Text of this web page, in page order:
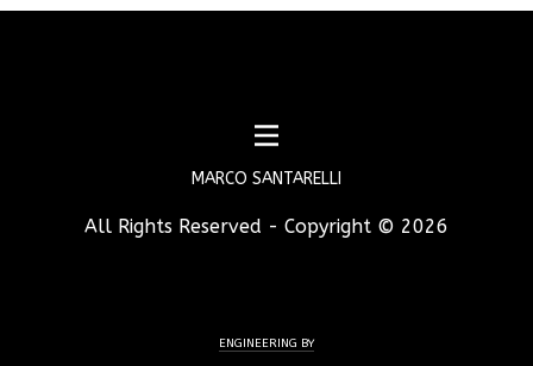
MARCO SANTARELLI
All Rights Reserved - Copyright © 2026
ENGINEERING BY